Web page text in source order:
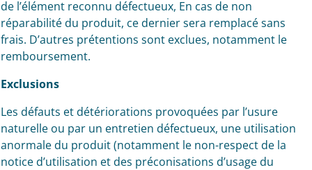
de l’élément reconnu défectueux, En cas de non
réparabilité du produit, ce dernier sera remplacé sans
frais. D’autres prétentions sont exclues, notamment le
remboursement.
Exclusions
Les défauts et détériorations provoquées par l’usure
naturelle ou par un entretien défectueux, une utilisation
anormale du produit (notamment le non-respect de la
notice d’utilisation et des préconisations d’usage du